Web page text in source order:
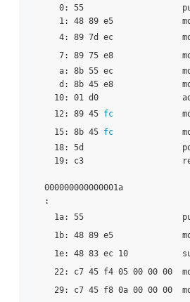
0: 55
1: 48 89 e5
4: 89 7d ec
7: 89 75 e8
a: 8b 55 ec
d: 8b 45 e8
10: 01 d0
12: 89 45 fc mov
15: 8b 45 fc mov    -
18: 5d
19: c3
000000000000001a
:
1a: 55
1b: 48 89 e5
1e: 48 83 ec 10
22: c7 45 f4 05 00 00 00
29: c7 45 f8 0a 00 00 00